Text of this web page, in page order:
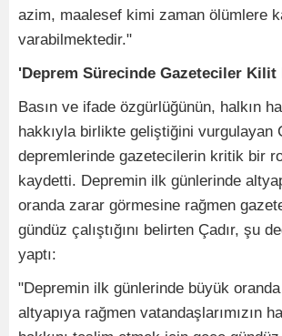
azim, maalesef kimi zaman ölümlere
varabilmektedir."
'Deprem Sürecinde Gazeteciler
Basın ve ifade özgürlüğünün, halkın
hakkıyla birlikte geliştiğini vurgulayan
depremlerinde gazetecilerin kritik bir
kaydetti. Depremin ilk günlerinde
oranda zarar görmesine rağmen
gündüz çalıştığını belirten Çadır, şu
yaptı:
"Depremin ilk günlerinde büyük
altyapıya rağmen vatandaşlarımızın